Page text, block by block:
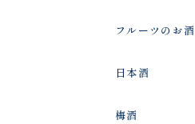
フルーツのお酒
日本酒
梅酒